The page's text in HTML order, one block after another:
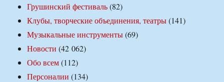
Грушинский фестиваль(82)
Клубы, творческие объединения, театры(141)
Музыкальные инструменты(69)
Новости (42 062)
Обо всем(112)
Персоналии (134)